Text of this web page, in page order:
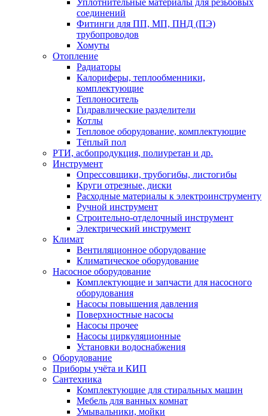
Уплотнительные материалы для резьбовых
соединений
Фитинги для ПП, МП, ПНД (ПЭ)
трубопроводов
Хомуты
Отопление
Радиаторы
Калориферы, теплообменники,
комплектующие
Теплоноситель
Гидравлические разделители
Котлы
Тепловое оборудование, комплектующие
Тёплый пол
РТИ, асбопродукция, полиуретан и др.
Инструмент
Опрессовщики, трубогибы, листогибы
Круги отрезные, диски
Расходные материалы к электроинструменту
Ручной инструмент
Строительно-отделочный инструмент
Электрический инструмент
Климат
Вентиляционное оборудование
Климатическое оборудование
Насосное оборудование
Комплектующие и запчасти для насосного
оборудования
Насосы повышения давления
Поверхностные насосы
Насосы прочее
Насосы циркуляционные
Установки водоснабжения
Оборудование
Приборы учёта и КИП
Сантехника
Комплектующие для стиральных машин
Мебель для ванных комнат
Умывальники, мойки